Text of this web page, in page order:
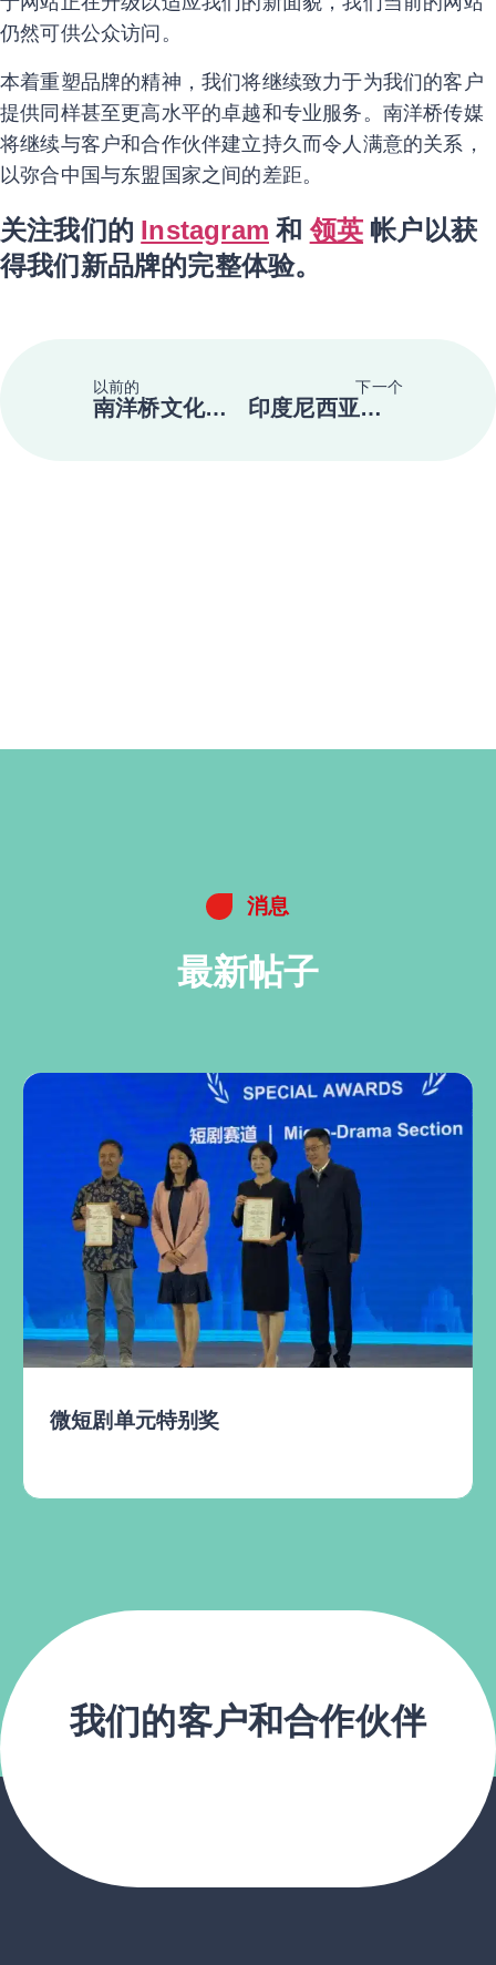
仍然可供公众访问。
本着重塑品牌的精神，我们将继续致力于为我们的客户
提供同样甚至更高水平的卓越和专业服务。南洋桥传媒
将继续与客户和合作伙伴建立持久而令人满意的关系，
以弥合中国与东盟国家之间的差距。
关注我们的 Instagram 和领英 帐户以获
得我们新品牌的完整体验。
以前的
南洋桥文化在2020 Morketing Awards中大获全胜
下一个
印度尼西亚出席在中国南宁举行的第三届东盟-中国电视周
消息
最新帖子
单元特别奖
我们的客户和合作伙伴